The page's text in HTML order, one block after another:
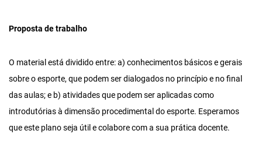
Proposta de trabalho
O material está dividido entre: a) conhecimentos básicos e gerais
sobre o esporte, que podem ser dialogados no princípio e no final
das aulas; e b) atividades que podem ser aplicadas como
introdutórias à dimensão procedimental do esporte. Esperamos
que este plano seja útil e colabore com a sua prática docente.